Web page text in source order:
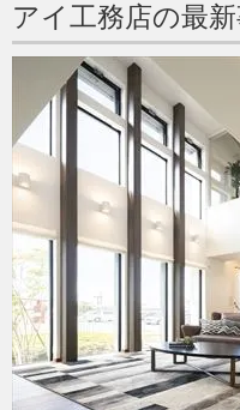
アイ工務店の最新